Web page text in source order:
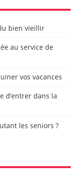
bien vieillir
au service de
vos vacances
d’entrer dans la
les seniors ?